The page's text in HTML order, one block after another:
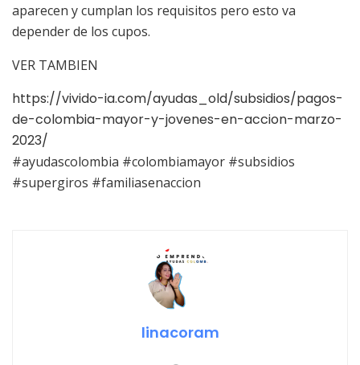
aparecen y cumplan los requisitos pero esto va
depender de los cupos.
VER TAMBIEN
https://vivido-ia.com/ayudas_old/subsidios/pagos-
de-colombia-mayor-y-jovenes-en-accion-marzo-
2023/
#ayudascolombia #colombiamayor #subsidios
#supergiros #familiasenaccion
linacoram